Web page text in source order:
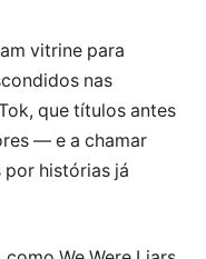
vitrine para
nas
que títulos antes
— e a chamar
histórias já